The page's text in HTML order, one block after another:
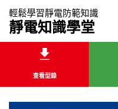
輕鬆學習靜電防範知識
靜電知識學堂
查看型錄